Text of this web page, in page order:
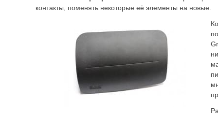
контакты, поменять некоторые её элементы на новые.